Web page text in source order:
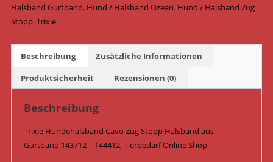
Gurtband
143712
144412
Ozean/Grafit
Menge
Halsband Gurtband, Hund / Halsband Ozean, Hund / Halsband Zug
Stopp,Trixie
Beschreibung
Zusätzliche Informationen
Produktsicherheit
Rezensionen (0)
Beschreibung
Trixie Hundehalsband Cavo Zug Stopp Halsband aus
Gurtband 143712 – 144412, Tierbedarf Online Shop